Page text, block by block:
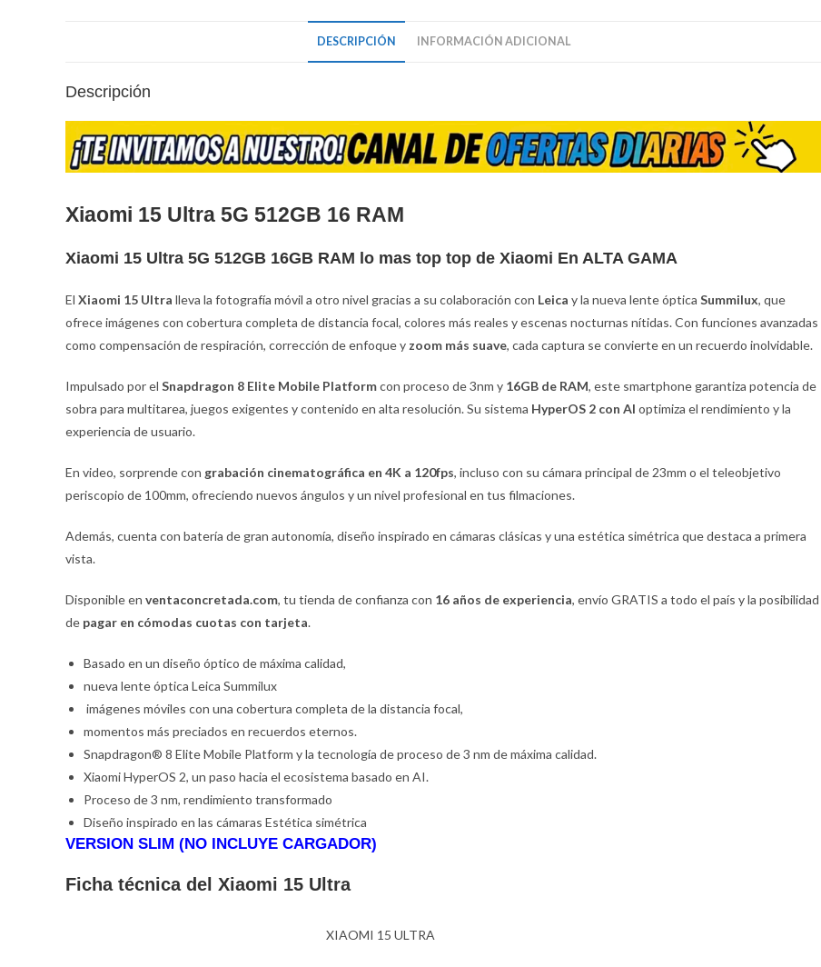
DESCRIPCIÓN INFORMACIÓN ADICIONAL
Descripción
Xiaomi 15 Ultra 5G 512GB 16 RAM
Xiaomi 15 Ultra 5G 512GB 16GB RAM lo mas top top de Xiaomi En ALTA GAMA
El Xiaomi 15 Ultra lleva la fotografía móvil a otro nivel gracias a su colaboración con Leica y la nueva lente óptica Summilux, que
ofrece imágenes con cobertura completa de distancia focal, colores más reales y escenas nocturnas nítidas. Con funciones avanzadas
como compensación de respiración, corrección de enfoque y zoom más suave, cada captura se convierte en un recuerdo inolvidable.
Impulsado por el Snapdragon 8 Elite Mobile Platformcon proceso de 3nm y 16GB de RAM, este smartphone garantiza potencia de
sobra para multitarea, juegos exigentes y contenido en alta resolución. Su sistema HyperOS 2 con AI optimiza el rendimiento y la
experiencia de usuario.
En video, sorprende con grabación cinematográfica en 4K a 120fps, incluso con su cámara principal de 23mm o el teleobjetivo
periscopio de 100mm, ofreciendo nuevos ángulos y un nivel profesional en tus filmaciones.
Además, cuenta con batería de gran autonomía, diseño inspirado en cámaras clásicas y una estética simétrica que destaca a primera
vista.
Disponible en ventaconcretada.com, tu tienda de confianza con 16 años de experiencia, envío GRATIS a todo el país y la posibilidad
de pagar en cómodas cuotas con tarjeta.
Basado en un diseño óptico de máxima calidad,
nueva lente óptica Leica Summilux
imágenes móviles con una cobertura completa de la distancia focal,
momentos más preciados en recuerdos eternos.
Snapdragon® 8 Elite Mobile Platform y la tecnología de proceso de 3 nm de máxima calidad.
Xiaomi HyperOS 2, un paso hacia el ecosistema basado en AI.
Proceso de 3 nm, rendimiento transformado
Diseño inspirado en las cámaras Estética simétrica
VERSION SLIM (NO INCLUYE CARGADOR)
Ficha técnica del Xiaomi 15 Ultra
XIAOMI 15 ULTRA